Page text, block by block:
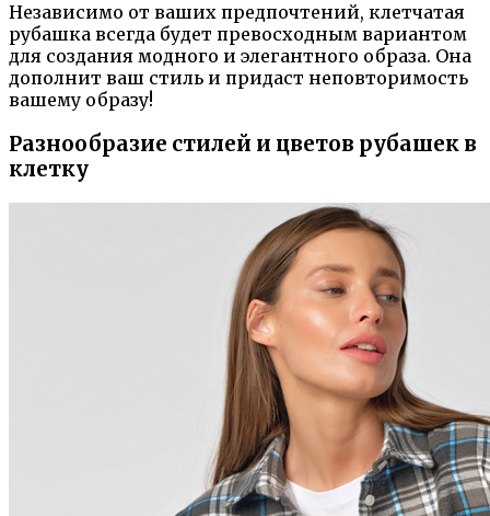
Независимо от ваших предпочтений, клетчатая
рубашка всегда будет превосходным вариантом
для создания модного и элегантного образа. Она
дополнит ваш стиль и придаст неповторимость
вашему образу!
Разнообразие стилей и цветов рубашек в
клетку